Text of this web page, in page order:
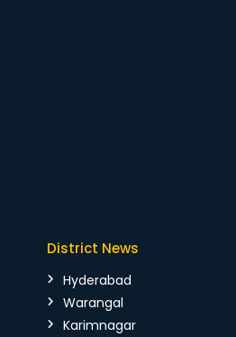
District News
Hyderabad
Warangal
Karimnagar